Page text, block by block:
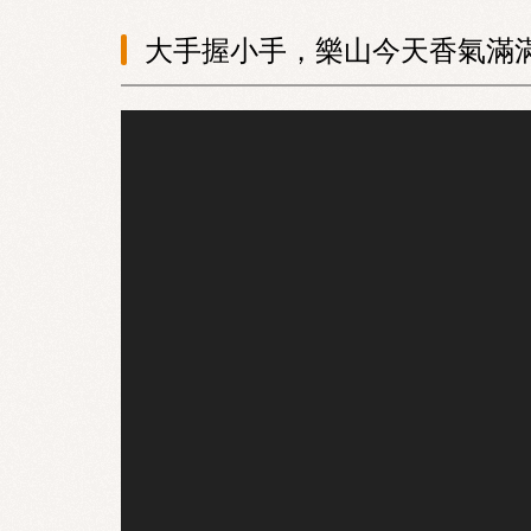
大手握小手，樂山今天香氣滿